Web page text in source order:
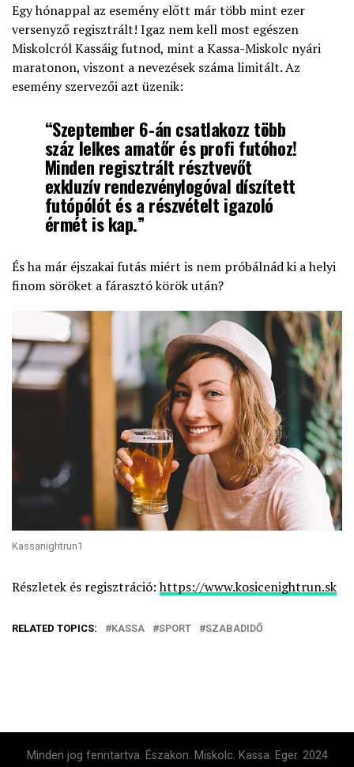
Egy hónappal az esemény előtt már több mint ezer
versenyző regisztrált! Igaz nem kell most egészen
Miskolcról Kassáig futnod, mint a Kassa-Miskolc nyári
maratonon, viszont a nevezések száma limitált. Az
esemény szervezői azt üzenik:
“Szeptember 6-án csatlakozz több
száz lelkes amatőr és profi futóhoz!
Minden regisztrált résztvevőt
exkluzív rendezvénylogóval díszített
futópólót és a részvételt igazoló
érmét is kap.”
És ha már éjszakai futás miért is nem próbálnád ki a helyi
finom söröket a fárasztó körök után?
Kassanightrun1
Részletek és regisztráció:https://www.kosicenightrun.sk
RELATED TOPICS: KASSA SPORT SZABADIDŐ
Minden jog fenntartva. Északon. Miskolc. Kassa. Eger. 2024